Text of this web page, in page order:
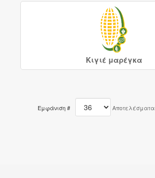
Κιγιέ μαρέγκα
Εμφάνιση # Αποτελέσματα